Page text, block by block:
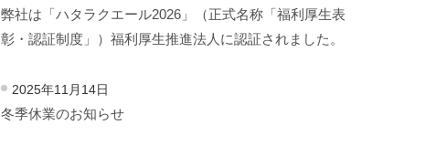
弊社は「ハタラクエール2026」（正式名称「福利厚生表
彰・認証制度」）福利厚生推進法人に認証されました。
2025年11月14日
冬季休業のお知らせ